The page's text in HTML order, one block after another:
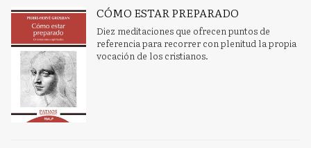
CÓMO ESTAR PREPARADO
Diez meditaciones que ofrecen puntos de
referencia para recorrer con plenitud la propia
vocación de los cristianos.